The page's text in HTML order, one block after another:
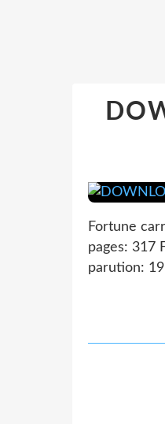
Fortune
pages: 317
parution: